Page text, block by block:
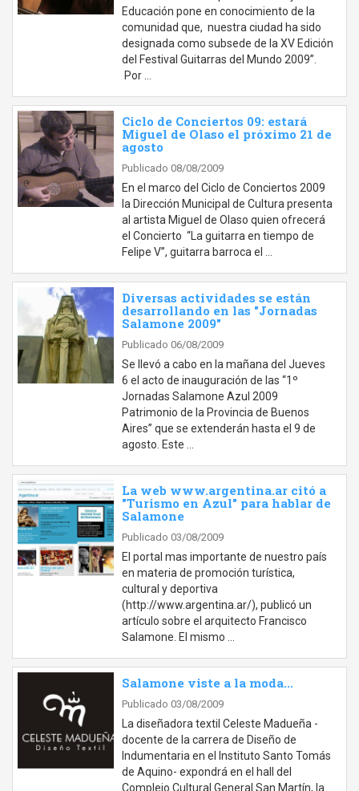
Educación pone en conocimiento de la
comunidad que, nuestra ciudad ha sido
designada como subsede de la XV Edición
del Festival Guitarras del Mundo 2009”.
Por …
Ciclo de Conciertos 09: estará
Miguel de Olaso el próximo 21 de
agosto
Publicado 08/08/2009
En el marco del Ciclo de Conciertos 2009
la Dirección Municipal de Cultura presenta
al artista Miguel de Olaso quien ofrecerá
el Concierto “La guitarra en tiempo de
Felipe V”, guitarra barroca el …
Diversas actividades se están
desarrollando en las "Jornadas
Salamone 2009"
Publicado 06/08/2009
Se llevó a cabo en la mañana del Jueves
6 el acto de inauguración de las “1º
Jornadas Salamone Azul 2009
Patrimonio de la Provincia de Buenos
Aires” que se extenderán hasta el 9 de
agosto. Este …
La web www.argentina.ar citó a
"Turismo en Azul" para hablar de
Salamone
Publicado 03/08/2009
El portal mas importante de nuestro país
en materia de promoción turística,
cultural y deportiva
(http://www.argentina.ar/), publicó un
artículo sobre el arquitecto Francisco
Salamone. El mismo …
Salamone viste a la moda...
Publicado 03/08/2009
La diseñadora textil Celeste Madueña -
docente de la carrera de Diseño de
Indumentaria en el Instituto Santo Tomás
de Aquino- expondrá en el hall del
Complejo Cultural General San Martín, la